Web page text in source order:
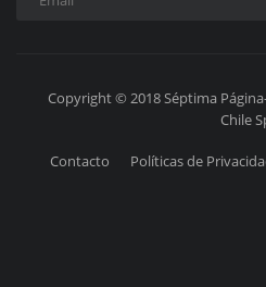
Copyright © 2018 Séptima
Chile
Contacto Políticas de